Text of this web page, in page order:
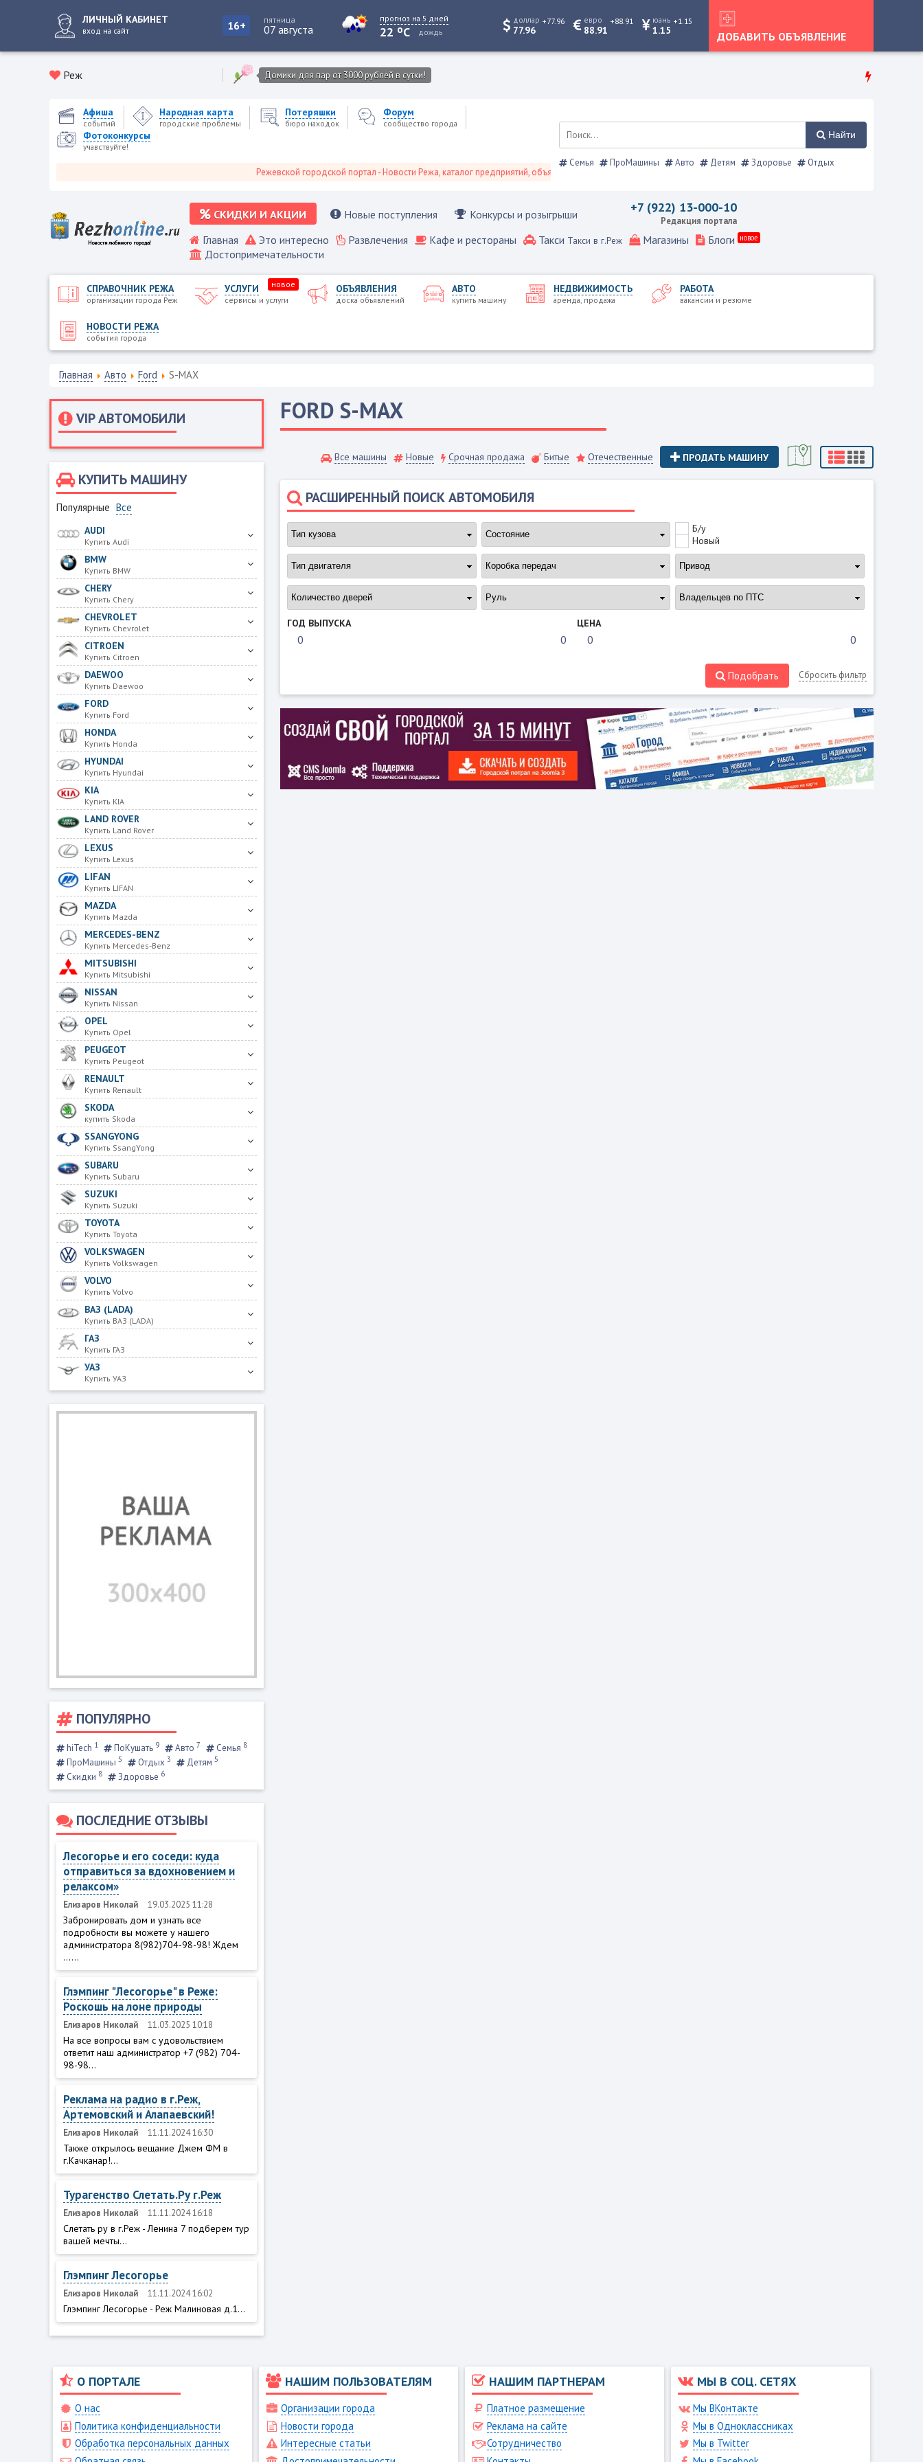
ЛИЧНЫЙ КАБИНЕТ
вход на сайт 16+ пятница
07 августа
прогноз на 5 дней
22 oC дождь
доллар
77.96
+77.96 евро
88.91
+88.91 юань
1.15
+1.15
ДОБАВИТЬ ОБЪЯВЛЕНИЕ
Реж Домики для пар от 3000 рублей в сутки!
Афиша
событий
Народная карта
городские проблемы
Потеряшки
бюро находок
Форум
сообщество города
Фотоконкурсы
учавствуйте!
Режевской городской портал - Новости Режа, каталог предприятий, объявления, Режевской справочник
Найти
Семья ПроМашины Авто Детям Здоровье Отдых
СКИДКИ И АКЦИИ Новые поступления Конкурсы и розыгрыши +7 (922) 13-000-10
Редакция портала
Главная Это интересно Развлечения Кафе и рестораны Такси Такси в г.Реж Магазины Блоги новое
Достопримечательности
СПРАВОЧНИК РЕЖА
организации города Реж
УСЛУГИ
сервисы и услуги
новое ОБЪЯВЛЕНИЯ
доска объявлений
АВТО
купить машину
НЕДВИЖИМОСТЬ
аренда, продажа
РАБОТА
вакансии и резюме
НОВОСТИ РЕЖА
события города
Главная Авто Ford S-MAX
VIP АВТОМОБИЛИ
КУПИТЬ МАШИНУ
Популярные Все
AUDI
Купить Audi
BMW
Купить BMW
CHERY
Купить Chery
CHEVROLET
Купить Chevrolet
CITROEN
Купить Citroen
DAEWOO
Купить Daewoo
FORD
Купить Ford
HONDA
Купить Honda
HYUNDAI
Купить Hyundai
KIA
Купить KIA
LAND ROVER
Купить Land Rover
LEXUS
Купить Lexus
LIFAN
Купить LIFAN
MAZDA
Купить Mazda
MERCEDES-BENZ
Купить Mercedes-Benz
MITSUBISHI
Купить Mitsubishi
NISSAN
Купить Nissan
OPEL
Купить Opel
PEUGEOT
Купить Peugeot
RENAULT
Купить Renault
SKODA
купить Skoda
SSANGYONG
Купить SsangYong
SUBARU
Купить Subaru
SUZUKI
Купить Suzuki
TOYOTA
Купить Toyota
VOLKSWAGEN
Купить Volkswagen
VOLVO
Купить Volvo
ВАЗ (LADA)
Купить ВАЗ (LADA)
ГАЗ
Купить ГАЗ
УАЗ
Купить УАЗ
ПОПУЛЯРНО
hiTech 1 ПоКушать 9 Авто 7 Семья 8
ПроМашины 5 Отдых 3 Детям 5
Скидки 8 Здоровье 6
ПОСЛЕДНИЕ ОТЗЫВЫ
Лесогорье и его соседи: куда
отправиться за вдохновением и
релаксом»
Елизаров Николай 19.03.2025 11:28
Забронировать дом и узнать все
подробности вы можете у нашего
администратора 8(982)704-98-98! Ждем
......
Глэмпинг "Лесогорье" в Реже:
Роскошь на лоне природы
Елизаров Николай 11.03.2025 10:18
На все вопросы вам с удовольствием
ответит наш администратор +7 (982) 704-
98-98...
Реклама на радио в г.Реж,
Артемовский и Алапаевский!
Елизаров Николай 11.11.2024 16:30
Также открылось вещание Джем ФМ в
г.Качканар!...
Турагенство Слетать.Ру г.Реж
Елизаров Николай 11.11.2024 16:18
Слетать ру в г.Реж - Ленина 7 подберем тур
вашей мечты...
Глэмпинг Лесогорье
Елизаров Николай 11.11.2024 16:02
Глэмпинг Лесогорье - Реж Малиновая д.1...
FORD S-MAX
Все машины Новые Срочная продажа Битые Отечественные ПРОДАТЬ МАШИНУ
РАСШИРЕННЫЙ ПОИСК АВТОМОБИЛЯ
Б/у
Новый
ГОД ВЫПУСКА ЦЕНА
Подобрать Сбросить фильтр
О ПОРТАЛЕ
О нас
Политика конфиденциальности
Обработка персональных данных
НАШИМ ПОЛЬЗОВАТЕЛЯМ
Организации города
Новости города
Интересные статьи
НАШИМ ПАРТНЕРАМ
Платное размещение
Реклама на сайте
Сотрудничество
МЫ В СОЦ. СЕТЯХ
Мы ВКонтакте
Мы в Одноклассниках
Мы в Twitter